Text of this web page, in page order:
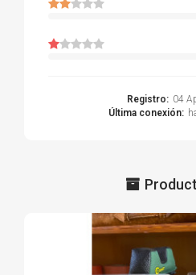
Registro: 04
Última conexión: